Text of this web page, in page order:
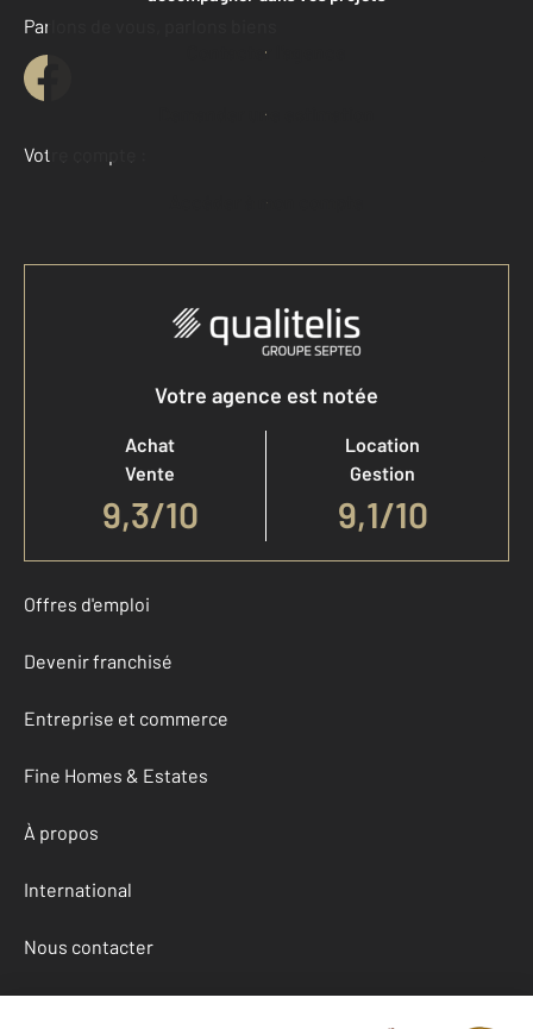
Contacter l'agence
Demander une estimation
Parlons de vous, parlons biens
Votre compte :
Accéder à mon compte
Votre agence est notée
Achat
Vente
9,3/10
Location
Gestion
9,1/10
Offres d'emploi
Devenir franchisé
Entreprise et commerce
Fine Homes & Estates
À propos
International
Nous contacter